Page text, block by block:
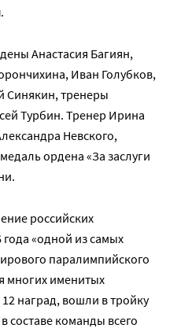
.
Анастасия Багиян,
Иван Голубков,
Синякин, тренеры
Турбин. Тренер Ирина
Невского,
ордена «За заслуги
российских
года «одной из самых
паралимпийского
многих именитых
наград, вошли в тройку
составе команды всего